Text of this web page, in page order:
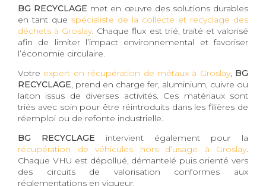
BG RECYCLAGE met en œuvre des solutions durables
en tant que spécialiste de la collecte et recyclage des
déchets à Groslay. Chaque flux est trié, traité et valorisé
afin de limiter l’impact environnemental et favoriser
l’économie circulaire.
Votre expert en récupération de métaux à Groslay, BG
RECYCLAGE, prend en charge fer, aluminium, cuivre ou
laiton issus de diverses activités. Ces matériaux sont
triés avec soin pour être réintroduits dans les filières de
réemploi ou de refonte industrielle.
BG RECYCLAGE intervient également pour la
récupération de véhicules hors d’usage à Groslay.
Chaque VHU est dépollué, démantelé puis orienté vers
des circuits de valorisation conformes aux
réglementations en vigueur.